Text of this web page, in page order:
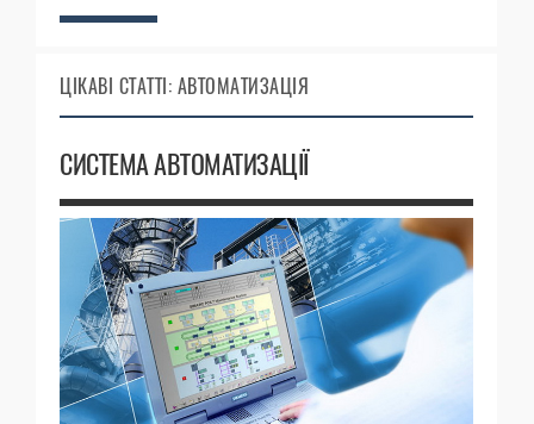
ЦІКАВІ СТАТТІ: АВТОМАТИЗАЦІЯ
СИСТЕМА АВТОМАТИЗАЦІЇ